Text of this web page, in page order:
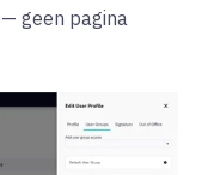
geen pagina